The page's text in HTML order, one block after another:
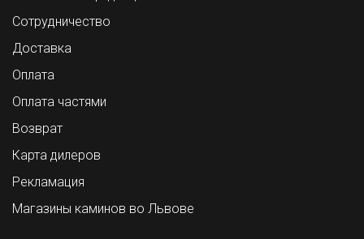
Сотрудничество
Доставка
Оплата
Оплата частями
Возврат
Карта дилеров
Рекламация
Магазины каминов во Львове